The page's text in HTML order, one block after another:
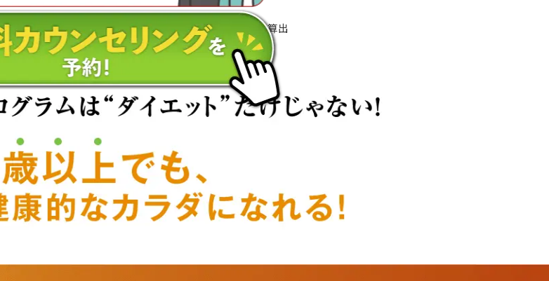
開発した体力年齢推定式により5項目の運動測定から算出